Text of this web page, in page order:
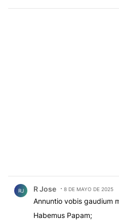
RJ R Jose 8 DE MAYO DE 2025
Annuntio vobis gaudium
Habemus Papam;